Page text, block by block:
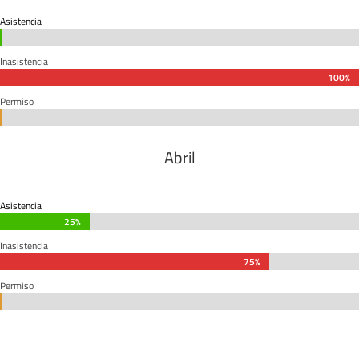
Asistencia
Inasistencia
100%
100%
Permiso
Abril
Asistencia
25%
25%
Inasistencia
75%
75%
Permiso